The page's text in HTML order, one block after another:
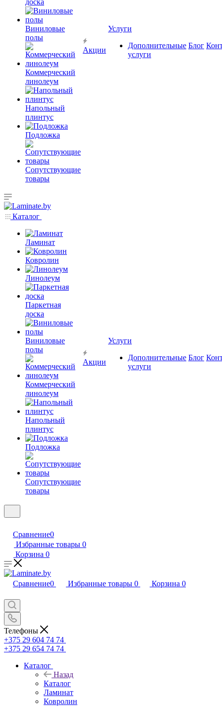
доска
Виниловые
полы
Коммерческий
линолеум
Напольный
плинтус
Подложка
Сопутствующие
товары
Акции
Услуги
Дополнительные
услуги
Блог
Каталог
Ламинат
Ковролин
Линолеум
Паркетная
доска
Виниловые
полы
Коммерческий
линолеум
Напольный
плинтус
Подложка
Сопутствующие
товары
Акции
Услуги
Дополнительные
услуги
Блог
Сравнение0
Избранные товары 0
Корзина 0
Сравнение0 Избранные товары 0 Корзина 0
Телефоны
+375 29 604 74 74
+375 29 654 74 74
Каталог
Назад
Каталог
Ламинат
Ковролин